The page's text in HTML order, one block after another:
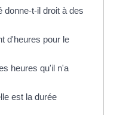
donne-t-il droit à des
d'heures pour le
heures qu'il n'a
est la durée